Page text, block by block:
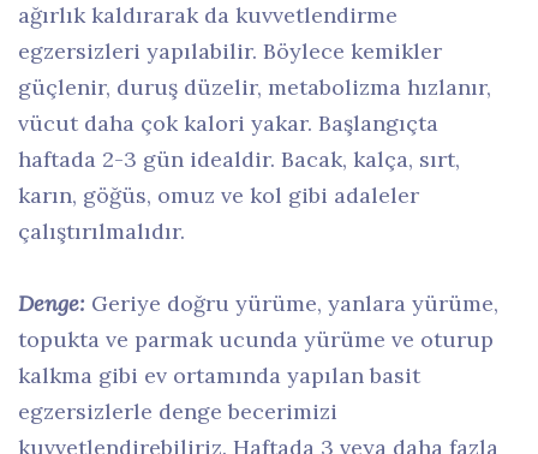
ağırlık kaldırarak da kuvvetlendirme
egzersizleri yapılabilir. Böylece kemikler
güçlenir, duruş düzelir, metabolizma hızlanır,
vücut daha çok kalori yakar. Başlangıçta
haftada 2-3 gün idealdir. Bacak, kalça, sırt,
karın, göğüs, omuz ve kol gibi adaleler
çalıştırılmalıdır.
Denge: Geriye doğru yürüme, yanlara yürüme,
topukta ve parmak ucunda yürüme ve oturup
kalkma gibi ev ortamında yapılan basit
egzersizlerle denge becerimizi
kuvvetlendirebiliriz. Haftada 3 veya daha fazla